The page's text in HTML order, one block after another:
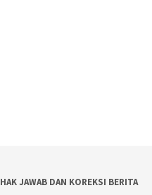
HAK JAWAB DAN KOREKSI BERITA